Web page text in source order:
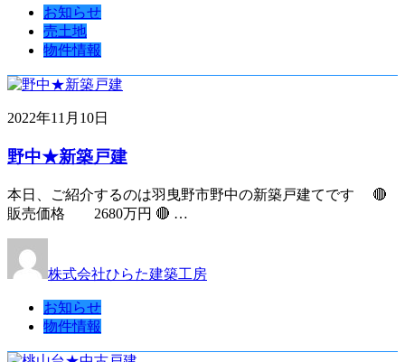
お知らせ
売土地
物件情報
2022年11月10日
野中★新築戸建
本日、ご紹介するのは羽曳野市野中の新築戸建てです 🔴
販売価格 2680万円 🔴 …
株式会社ひらた建築工房
お知らせ
物件情報